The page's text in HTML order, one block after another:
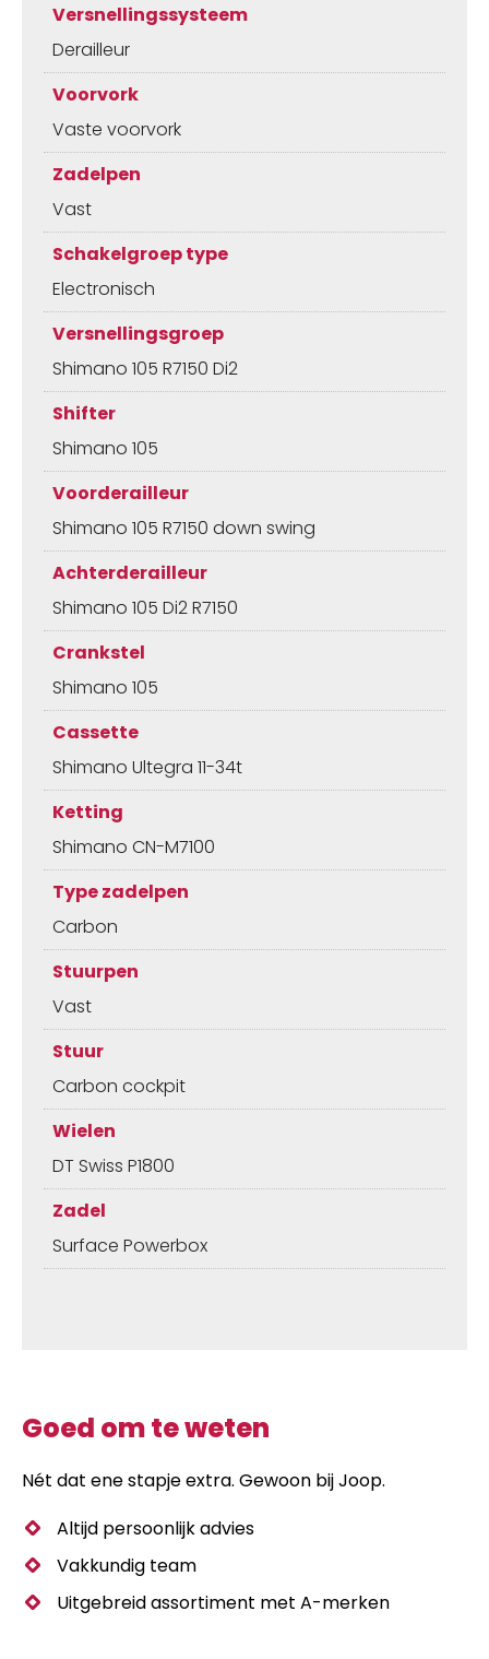
Versnellingssysteem
Derailleur
Voorvork
Vaste voorvork
Zadelpen
Vast
Schakelgroep type
Electronisch
Versnellingsgroep
Shimano 105 R7150 Di2
Shifter
Shimano 105
Voorderailleur
Shimano 105 R7150 down swing
Achterderailleur
Shimano 105 Di2 R7150
Crankstel
Shimano 105
Cassette
Shimano Ultegra 11-34t
Ketting
Shimano CN-M7100
Type zadelpen
Carbon
Stuurpen
Vast
Stuur
Carbon cockpit
Wielen
DT Swiss P1800
Zadel
Surface Powerbox
Goed om te weten
Nét dat ene stapje extra. Gewoon bij Joop.
Altijd persoonlijk advies
Vakkundig team
Uitgebreid assortiment met A-merken